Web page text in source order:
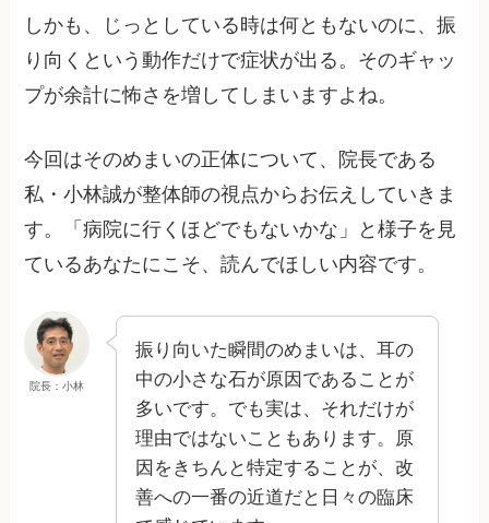
しかも、じっとしている時は何ともないのに、振
り向くという動作だけで症状が出る。そのギャッ
プが余計に怖さを増してしまいますよね。
今回はそのめまいの正体について、院長である
私・小林誠が整体師の視点からお伝えしていきま
す。「病院に行くほどでもないかな」と様子を見
ているあなたにこそ、読んでほしい内容です。
院長：小林
振り向いた瞬間のめまいは、耳の
中の小さな石が原因であることが
多いです。でも実は、それだけが
理由ではないこともあります。原
因をきちんと特定することが、改
善への一番の近道だと日々の臨床